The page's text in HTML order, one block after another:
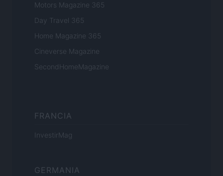
Motors Magazine 365
Day Travel 365
Home Magazine 365
Cineverse Magazine
SecondHomeMagazine
FRANCIA
InvestirMag
GERMANIA